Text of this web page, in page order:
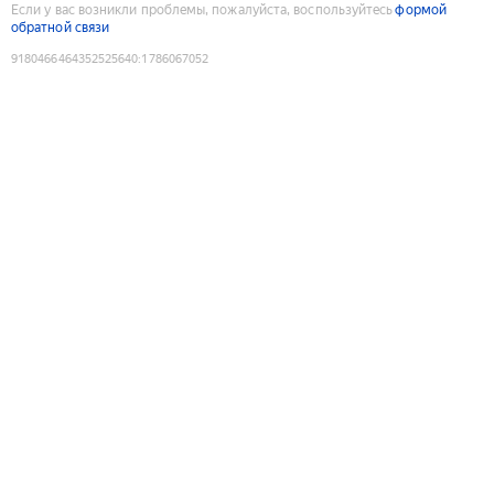
Если у вас возникли проблемы, пожалуйста, воспользуйтесьформой
обратной связи
9180466464352525640:1786067052